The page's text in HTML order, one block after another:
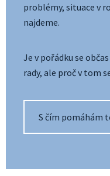
problémy, situace v
najdeme.​
Je v pořádku se
rady, ale proč v tom
S čím pomáhám